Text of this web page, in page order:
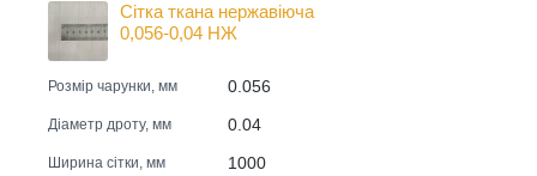
Сітка ткана нержавіюча
0,056-0,04 НЖ
Розмір чарунки, мм 0.056
Діаметр дроту, мм 0.04
Ширина сітки, мм 1000